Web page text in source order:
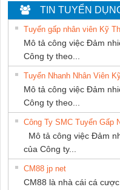
Nam Quốc Thịnh
TIN TUYỂN
Tuyển gấp nhân viên Kỹ
Mô tả công việc Đảm
Công ty theo...
Tuyển Nhanh Nhân Viên
Mô tả công việc Đảm
Công ty theo...
Công Ty SMC Tuyển Gấp
Mô tả công việc Đảm
của Công ty...
CM88 jp net
CM88 là nhà cái cá